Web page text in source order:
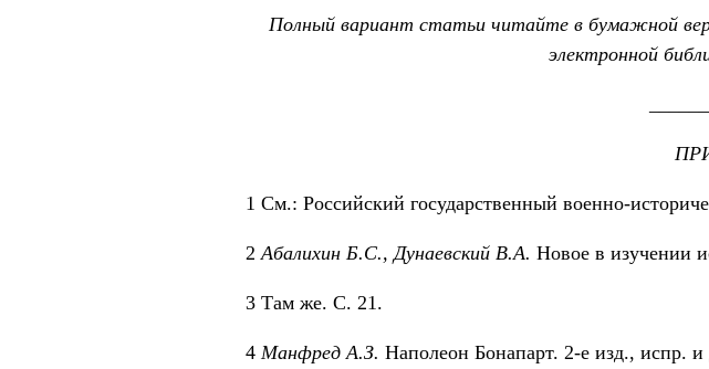
Полный вариант статьи читайте в бумажной
электронной
1 См.: Российский государственный военно-
2 Абалихин Б.С., Дунаевский В.А. Новое в изучении
3 Там же. С. 21.
4 Манфред А.З. Наполеон Бонапарт. 2-е изд.,